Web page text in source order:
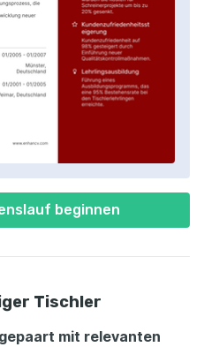
beginnen
Tischler
mit relevanten